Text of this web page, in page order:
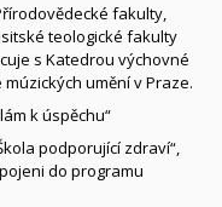
fakulty,
teologické fakulty
s Katedrou výchovné
umění v Praze.
k úspěchu“
podporující zdraví“,
do programu